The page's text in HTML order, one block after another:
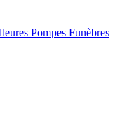
Pompes Funèbres